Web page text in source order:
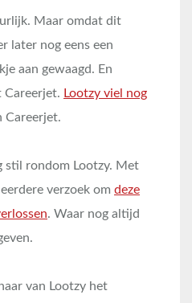
Maar omdat dit
later nog eens een
aan gewaagd. En
Careerjet. Lootzy viel nog
Careerjet.
stil rondom Lootzy. Met
verzoek om deze
. Waar nog altijd
van Lootzy het